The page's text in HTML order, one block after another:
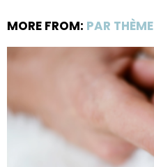
MORE FROM: PAR THÈME